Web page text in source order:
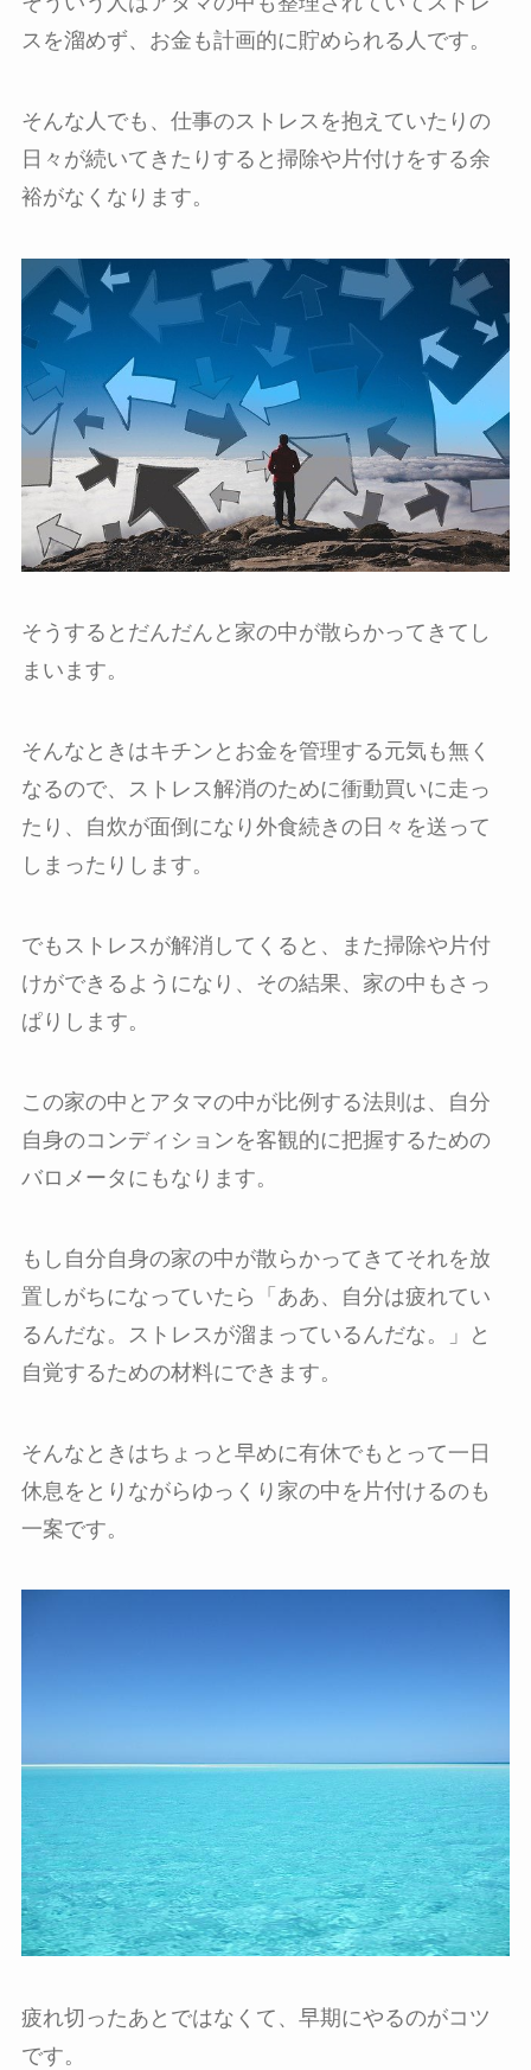
スを溜めず、お金も計画的に貯められる人です。
そんな人でも、仕事のストレスを抱えていたりの
日々が続いてきたりすると掃除や片付けをする余
裕がなくなります。
そうするとだんだんと家の中が散らかってきてし
まいます。
そんなときはキチンとお金を管理する元気も無く
なるので、ストレス解消のために衝動買いに走っ
たり、自炊が面倒になり外食続きの日々を送って
しまったりします。
でもストレスが解消してくると、また掃除や片付
けができるようになり、その結果、家の中もさっ
ぱりします。
この家の中とアタマの中が比例する法則は、自分
自身のコンディションを客観的に把握するための
バロメータにもなります。
もし自分自身の家の中が散らかってきてそれを放
置しがちになっていたら「ああ、自分は疲れてい
るんだな。ストレスが溜まっているんだな。」と
自覚するための材料にできます。
そんなときはちょっと早めに有休でもとって一日
休息をとりながらゆっくり家の中を片付けるのも
一案です。
疲れ切ったあとではなくて、早期にやるのがコツ
です。